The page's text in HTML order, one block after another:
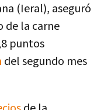
(Ieral), aseguró
de la carne
puntos
del segundo mes